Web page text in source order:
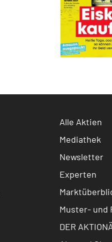
Alle Aktien
Mediathek
Newsletter
Experten
Muster- und
DER